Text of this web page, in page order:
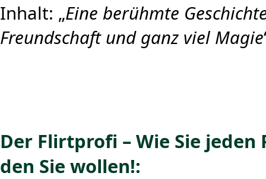
Inhalt: „Eine berühmte
Freundschaft und ganz viel Magie
Der Flirtprofi – Wie Sie
den Sie wollen!: